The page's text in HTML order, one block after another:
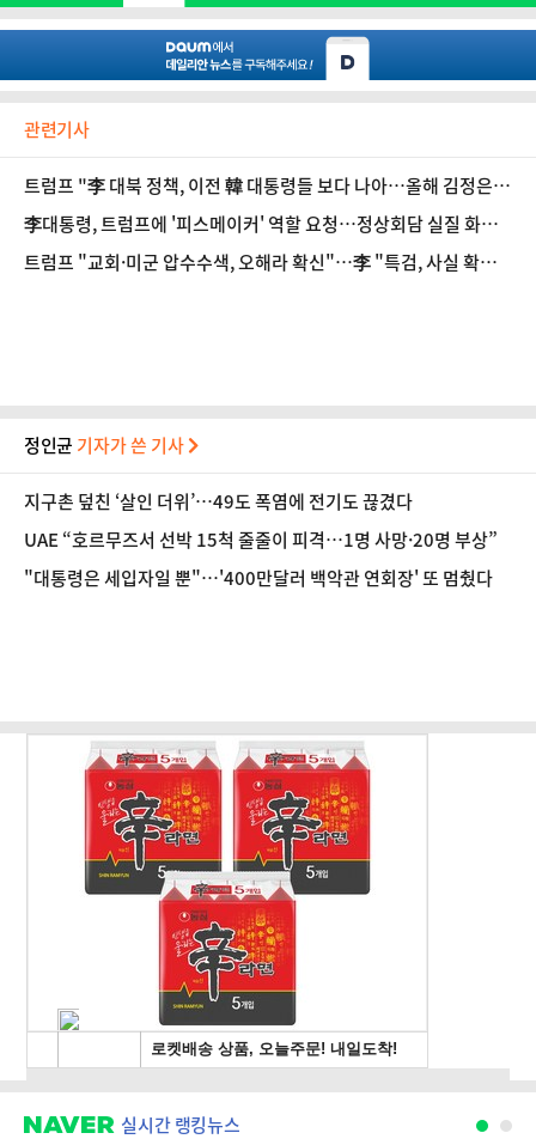
관련기사
트럼프 "李 대북 정책, 이전 韓 대통령들 보다 나아…올해 김정은
만나고 싶어"
李대통령, 트럼프에 '피스메이커' 역할 요청…정상회담 실질 화두
는 北
트럼프 "교회·미군 압수수색, 오해라 확신"…李 "특검, 사실 확인
정인균 기자가 쓴 기사
지구촌 덮친 ‘살인 더위’…49도 폭염에 전기도 끊겼다
UAE “호르무즈서 선박 15척 줄줄이 피격…1명 사망·20명 부상”
"대통령은 세입자일 뿐"…'400만달러 백악관 연회장' 또 멈췄다
실시간 랭킹뉴스